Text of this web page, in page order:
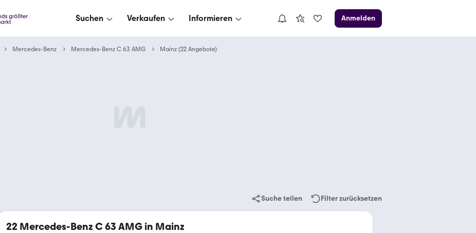
Suchen Verkaufen Informieren Anmelden
Mercedes-Benz Mercedes-Benz C 63 AMG Mainz (22 Angebote)
Suche teilen Filter zurücksetzen
22 Mercedes-Benz C 63 AMG in Mainz